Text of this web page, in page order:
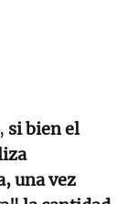
si bien el
una vez